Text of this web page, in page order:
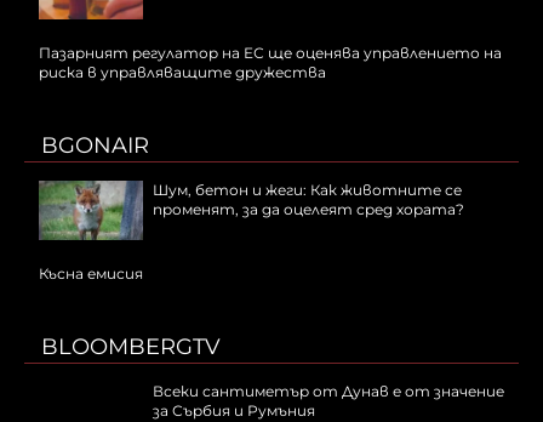
Пазарният регулатор на ЕС ще оценява управлението на
риска в управляващите дружества
BGONAIR
Шум, бетон и жеги: Как животните се
променят, за да оцелеят сред хората?
Късна емисия
BLOOMBERGTV
Всеки сантиметър от Дунав е от значение
за Сърбия и Румъния